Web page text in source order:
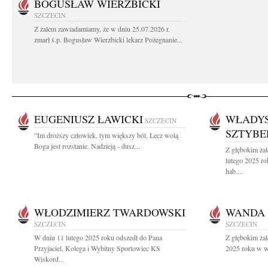
BOGUSŁAW WIERZBICKI
SZCZECIN
Z żalem zawiadamiamy, że w dniu 25.07.2026 r.
zmarł ś.p. Bogusław Wierzbicki lekarz Pożegnanie...
EUGENIUSZ ŁAWICKI SZCZECIN
"Im droższy człowiek, tym większy ból. Lecz wolą
Boga jest rozstanie. Nadzieją - dusz...
Z głębokim
lutego 2025
hab....
WŁODZIMIERZ TWARDOWSKI
SZCZECIN
W dniu 11 lutego 2025 roku odszedł do Pana
Przyjaciel, Kolega i Wybitny Sportowiec KS
Wiskord...
SZCZECIN
Z głębokim
2025 roku w